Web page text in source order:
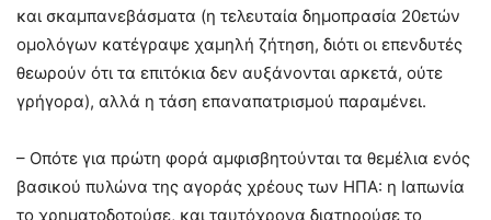
και σκαμπανεβάσματα (η τελευταία δημοπρασία 20ετών
ομολόγων κατέγραψε χαμηλή ζήτηση, διότι οι επενδυτές
θεωρούν ότι τα επιτόκια δεν αυξάνονται αρκετά, ούτε
γρήγορα), αλλά η τάση επαναπατρισμού παραμένει.
– Οπότε για πρώτη φορά αμφισβητούνται τα θεμέλια ενός
βασικού πυλώνα της αγοράς χρέους των ΗΠΑ: η Ιαπωνία
το χρηματοδοτούσε, και ταυτόχρονα διατηρούσε το